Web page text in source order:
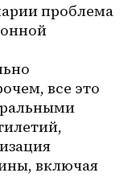
проблема
все это
включая